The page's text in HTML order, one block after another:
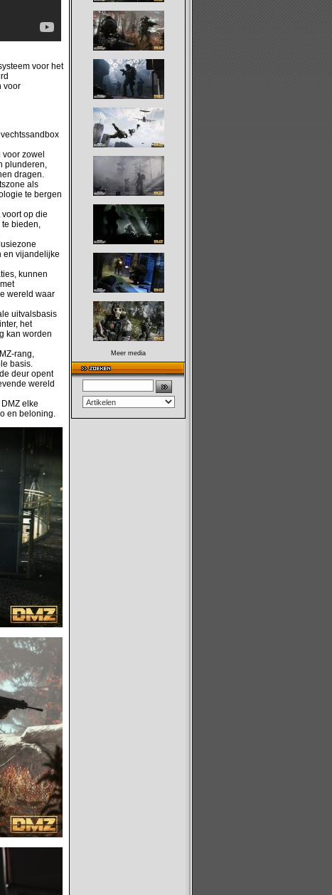
voor het
voor
zowel
plunderen,
dragen.
als
te bergen
op die
te bieden,
en vijandelijke
kunnen
wereld waar
uitvalsbasis
het
kan worden
rang,
basis.
deur opent
wereld
elke
en beloning.
Meer media